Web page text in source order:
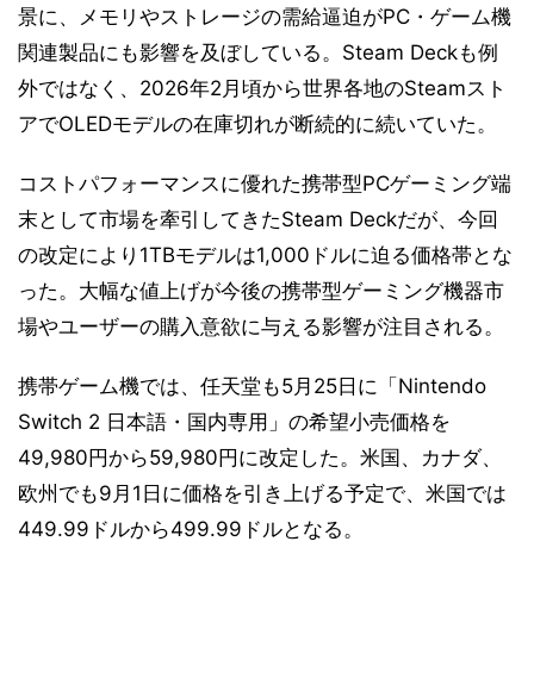
景に、メモリやストレージの需給逼迫がPC・ゲーム機
関連製品にも影響を及ぼしている。Steam Deckも例
外ではなく、2026年2月頃から世界各地のSteamスト
アでOLEDモデルの在庫切れが断続的に続いていた。
コストパフォーマンスに優れた携帯型PCゲーミング端
末として市場を牽引してきたSteam Deckだが、今回
の改定により1TBモデルは1,000ドルに迫る価格帯とな
った。大幅な値上げが今後の携帯型ゲーミング機器市
場やユーザーの購入意欲に与える影響が注目される。
携帯ゲーム機では、任天堂も5月25日に「Nintendo
Switch 2 日本語・国内専用」の希望小売価格を
49,980円から59,980円に改定した。米国、カナダ、
欧州でも9月1日に価格を引き上げる予定で、米国では
449.99ドルから499.99ドルとなる。